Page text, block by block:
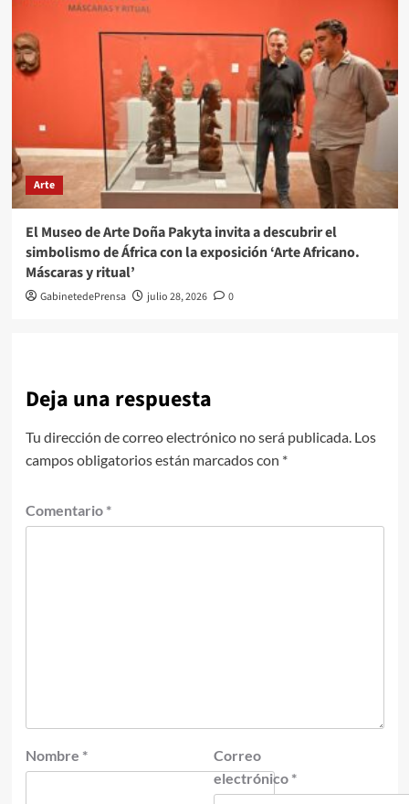
Arte
El Museo de Arte Doña Pakyta invita a descubrir el
simbolismo de África con la exposición ‘Arte Africano.
Máscaras y ritual’
GabinetedePrensa julio 28, 2026 0
Deja una respuesta
Tu dirección de correo electrónico no será publicada. Los
campos obligatorios están marcados con *
Comentario *
Nombre *
Correo
electrónico *